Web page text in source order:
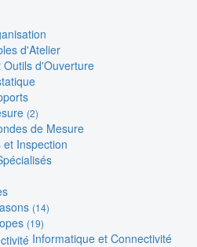
d'Atelier
Outils d'Ouverture
(2)
de Mesure
et Inspection
(14)
(19)
Informatique et Connectivité